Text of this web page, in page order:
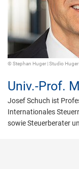
© Stephan Huger | Studio Huger
Univ.-Prof.
Josef Schuch ist
Internationales
sowie Steuerberater